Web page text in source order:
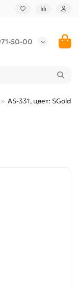
50-00
AS-331, цвет: SGold